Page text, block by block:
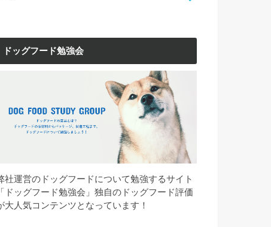
ドッグフード勉強会
社運営のドッグフードについて勉強するサイト
「ドッグフード勉強会」独自のドッグフード評価
大人気コンテンツとなっています！